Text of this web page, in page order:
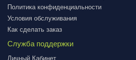
Политика конфиденциальности
Условия обслуживания
Как сделать заказ
Служба поддержки
Личный Кабинет